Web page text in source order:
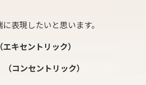
表現したいと思います。
キセントリック）
コンセントリック）